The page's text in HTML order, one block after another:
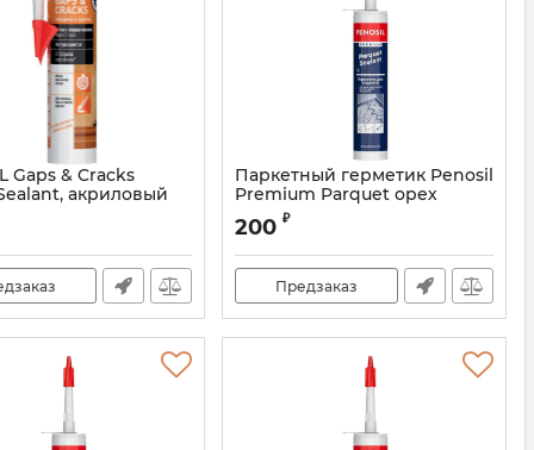
Gaps & Cracks
акриловый
310 мл, белый (1уп.
Паркетный герметик Penosil
Premium Parquet орех
Артикул:
200 ₽
Предзаказ